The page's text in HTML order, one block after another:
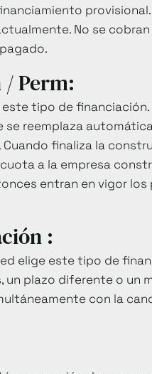
No se
Perm:
tipo de financiación.
se reemplaza
finaliza la
a la empresa
entran en vigor los
:
elige este tipo de
plazo diferente o un
con la